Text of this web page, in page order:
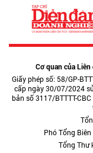
Cơ quan của
Giấy phép số: 58/GP-
cấp ngày 30/07/2024
bản số 3117/BTTTT-
Phó Tổng
Tổng Thư